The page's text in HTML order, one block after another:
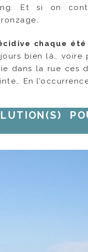
Et si on
chaque
bien là… voire
dans la rue ces
En